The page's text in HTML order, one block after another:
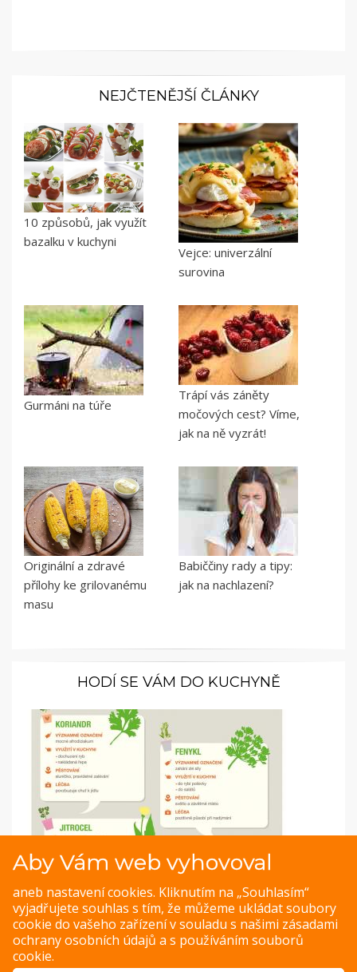
NEJČTENĚJŠÍ ČLÁNKY
10 způsobů, jak využít
bazalku v kuchyni
Vejce: univerzální
surovina
Gurmáni na túře
Trápí vás záněty
močových cest? Víme,
jak na ně vyzrát!
Originální a zdravé
přílohy ke grilovanému
masu
Babiččiny rady a tipy:
jak na nachlazení?
HODÍ SE VÁM DO KUCHYNĚ
Infografiky: Méně používané bylinky v kuchyni
Bylinky jsou skvělé nejen na ochucení pokrmů, ale využijete
jej i při léčbě nemocí.
ZOBRAZIT
Aby Vám web vyhovoval
aneb nastavení cookies. Kliknutím na „Souhlasím“
vyjadřujete souhlas s tím, že můžeme ukládat soubory
cookie do vašeho zařízení v souladu s našimi zásadami
ochrany osobních údajů a s používáním souborů
cookie.